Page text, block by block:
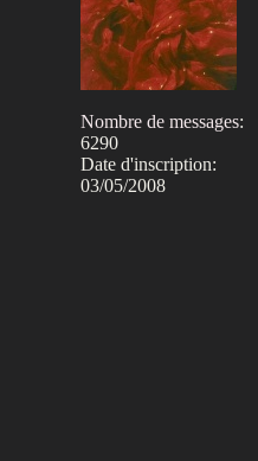
Nombre de messages:
6290
Date d'inscription:
03/05/2008